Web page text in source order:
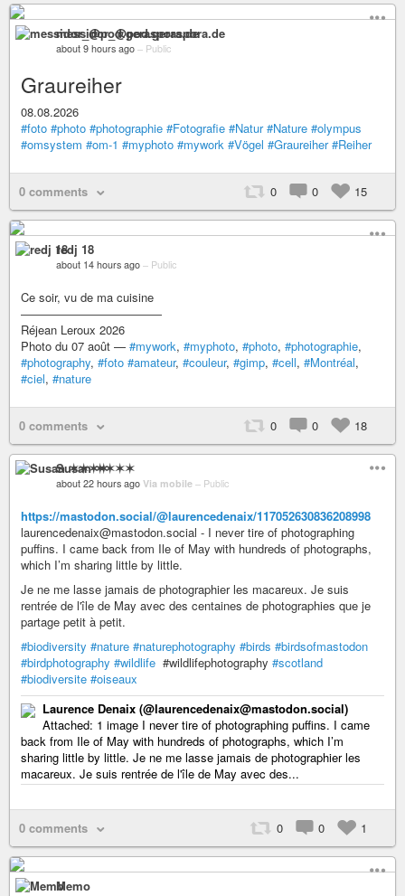
messidor_@pod.geraspora.de
about 9 hours ago – Public
Graureiher
08.08.2026
#foto #photo #photographie #Fotografie #Natur #Nature #olympus
#omsystem #om-1 #myphoto #mywork #Vögel #Graureiher #Reiher
0 comments 0 0 15
redj 18
about 14 hours ago – Public
Ce soir, vu de ma cuisine
――――――――――――
Réjean Leroux 2026
Photo du 07 août — #mywork, #myphoto, #photo, #photographie,
#photography, #foto #amateur, #couleur, #gimp, #cell, #Montréal,
#ciel, #nature
0 comments 0 0 18
Susan ✶✶✶✶
about 22 hours ago Via mobile – Public
https://mastodon.social/@laurencedenaix/117052630836208998
laurencedenaix@mastodon.social - I never tire of photographing
puffins. I came back from Ile of May with hundreds of photographs,
which I’m sharing little by little.
Je ne me lasse jamais de photographier les macareux. Je suis
rentrée de l'île de May avec des centaines de photographies que je
partage petit à petit.
#biodiversity #nature #naturephotography #birds #birdsofmastodon
#birdphotography #wildlife #wildlifephotography #scotland
#biodiversite #oiseaux
Laurence Denaix (@laurencedenaix@mastodon.social)
Attached: 1 image I never tire of photographing puffins. I came
back from Ile of May with hundreds of photographs, which I’m
sharing little by little. Je ne me lasse jamais de photographier les
macareux. Je suis rentrée de l'île de May avec des...
0 comments 0 0 1
Memo